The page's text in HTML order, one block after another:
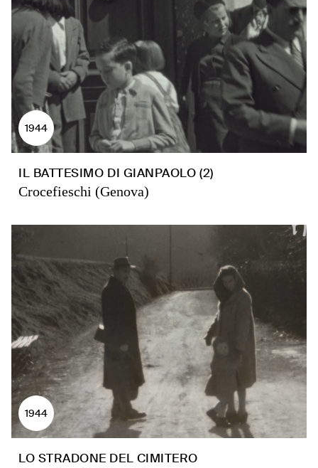
1944
IL BATTESIMO DI GIANPAOLO (2)
Crocefieschi (Genova)
1944
LO STRADONE DEL CIMITERO